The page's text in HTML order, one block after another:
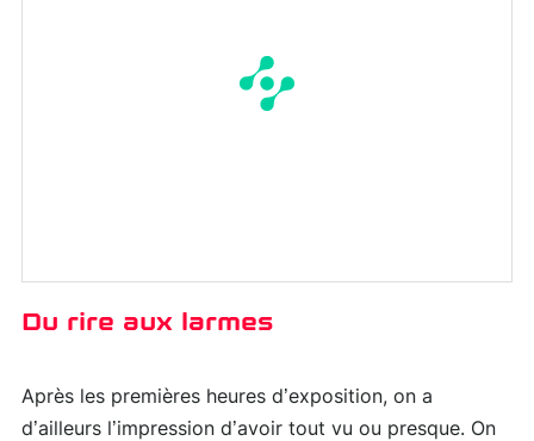
Du rire aux larmes
Après les premières heures d’exposition, on a
d’ailleurs l’impression d’avoir tout vu ou presque. On